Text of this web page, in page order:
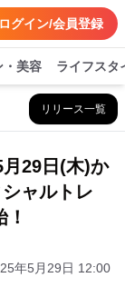
ログイン/会員登録
・美容 ライフスタ
リリース一覧
月29日(木)か
ャルトレ
年5月29日 12:00